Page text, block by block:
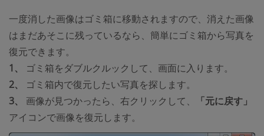
一度消した画像はゴミ箱に移動されますので、消えた画像
はまだあそこに残っているなら、簡単にゴミ箱から写真を
復元できます。
1、
ゴミ箱をダブルクルックして、画面に入ります。
2、
ゴミ箱内で復元したい写真を探します。
3、
画像が見つかったら、右クリックして、
「元に戻す」
アイコンで画像を復元します。